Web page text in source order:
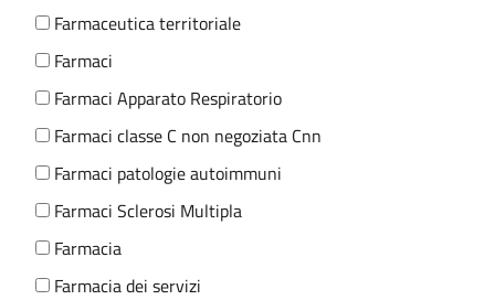
Farmaceutica territoriale
Farmaci
Farmaci Apparato Respiratorio
Farmaci classe C non negoziata Cnn
Farmaci patologie autoimmuni
Farmaci Sclerosi Multipla
Farmacia
Farmacia dei servizi